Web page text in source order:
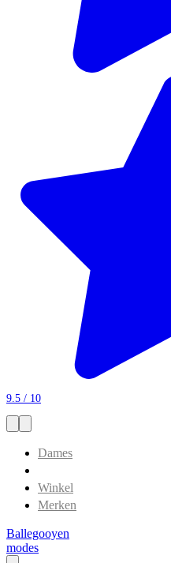
9.5 / 10
Dames
Winkel
Merken
Ballegooyen
modes